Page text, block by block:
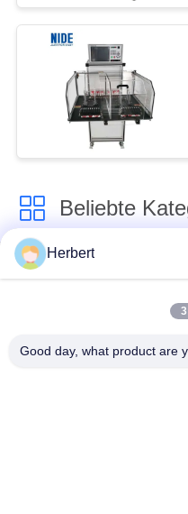
Beliebte
Ankerwicklungs-
Automatische
Herbert
Good day, what product are